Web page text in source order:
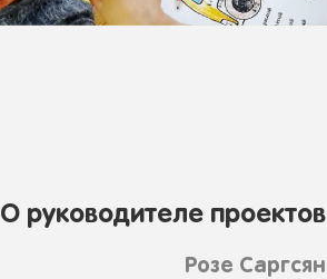
О руководителе проектов
Розе Саргсян